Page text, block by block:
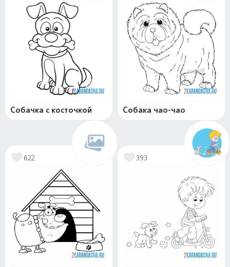
Собачка с косточкой Собака чао-чао
622 393